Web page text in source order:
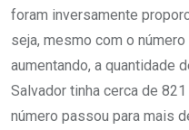
foram inversamente
seja, mesmo com o
aumentando, a quantidade
Salvador tinha cerca de
número passou para mais